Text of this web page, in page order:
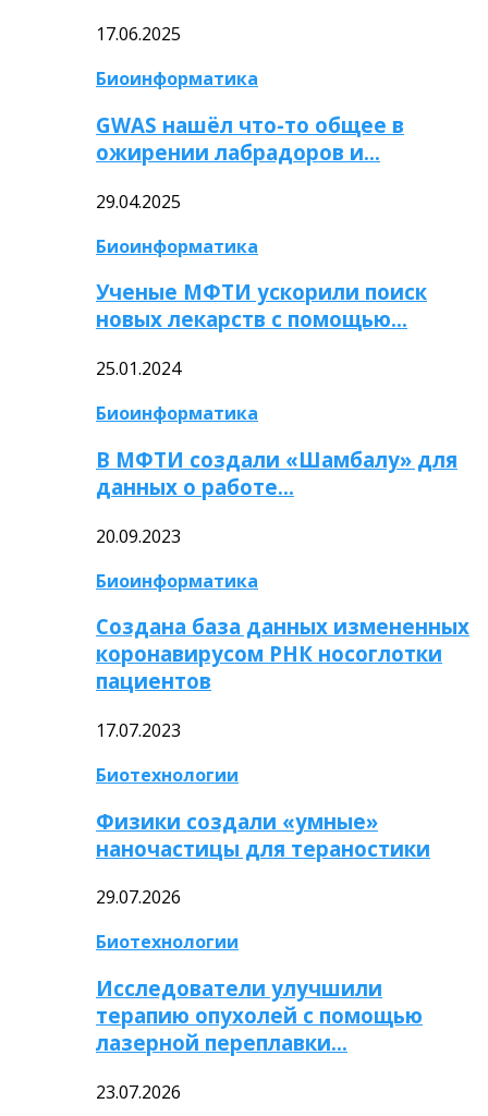
17.06.2025
Биоинформатика
GWAS нашёл что-то общее в
ожирении лабрадоров и…
29.04.2025
Биоинформатика
Ученые МФТИ ускорили поиск
новых лекарств с помощью…
25.01.2024
Биоинформатика
В МФТИ создали «Шамбалу» для
данных о работе…
20.09.2023
Биоинформатика
Создана база данных измененных
коронавирусом РНК носоглотки
пациентов
17.07.2023
Биотехнологии
Физики создали «умные»
наночастицы для тераностики
29.07.2026
Биотехнологии
Исследователи улучшили
терапию опухолей с помощью
лазерной переплавки…
23.07.2026